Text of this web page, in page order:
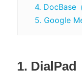
4. DocBase
5. Google
1. DialPad